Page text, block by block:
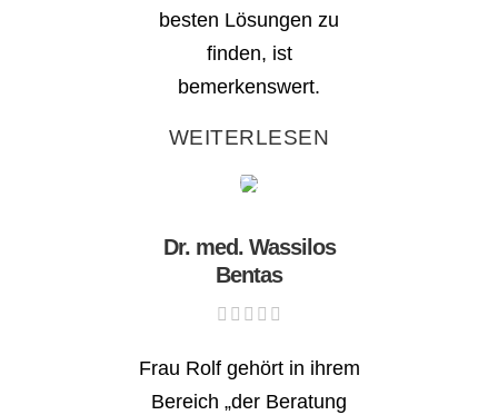
besten Lösungen zu
finden, ist
bemerkenswert.
WEITERLESEN
Dr. med. Wassilos
Bentas
Frau Rolf gehört in ihrem
Bereich „der Beratung